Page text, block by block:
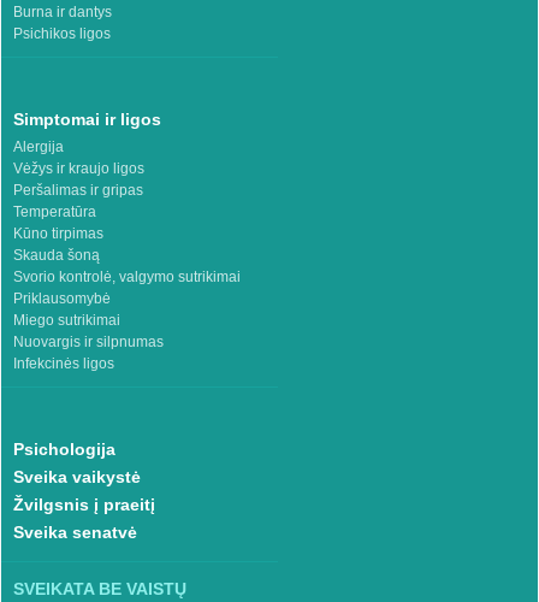
Burna ir dantys
Psichikos ligos
Simptomai ir ligos
Alergija
Vėžys ir kraujo ligos
Peršalimas ir gripas
Temperatūra
Kūno tirpimas
Skauda šoną
Svorio kontrolė, valgymo sutrikimai
Priklausomybė
Miego sutrikimai
Nuovargis ir silpnumas
Infekcinės ligos
Psichologija
Sveika vaikystė
Žvilgsnis į praeitį
Sveika senatvė
SVEIKATA BE VAISTŲ